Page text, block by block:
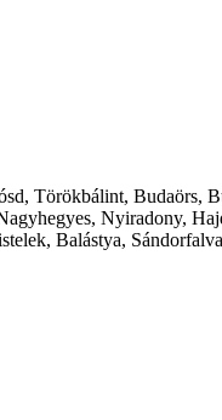
Törökbálint,
Nyiradony,
Balástya,